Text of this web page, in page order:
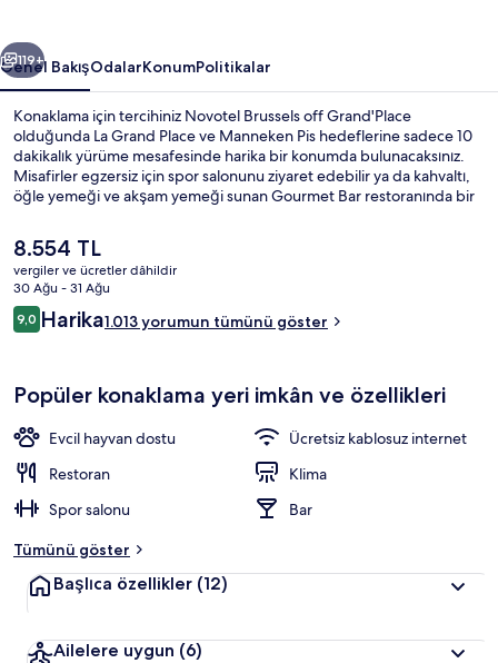
Sonraki
119+
Genel BakışOdalarKonumPolitikalar
Konaklama için tercihiniz Novotel Brussels off Grand'Place
olduğunda La Grand Place ve Manneken Pis hedeflerine sadece 10
dakikalık yürüme mesafesinde harika bir konumda bulunacaksınız.
Misafirler egzersiz için spor salonunu ziyaret edebilir ya da kahvaltı,
öğle yemeği ve akşam yemeği sunan Gourmet Bar restoranında bir
salonu ve hafif yemek büfesi/şarküteri bulunmaktadır. Yardıma hazır
personel ve merkezi konum misafirlerden tam not alıyor. Konaklama
yeri toplu taşımaya yakındır, Bourse-Beurs İstasyonu 7 dakikalık ve
Palais Tramvay Durağı 7 dakikalık yürüme mesafesindedir.
Şu
anki
fiyat
8.554 TL
8.554 TL
vergiler ve ücretler dâhildir
30 Ağu - 31 Ağu
Yorumlar
9,09,0/10
Harika1.013 yorumun tümünü göster
Popüler konaklama yeri imkân ve özellikleri
Evcil hayvan dostu
Ücretsiz kablosuz internet
Restoran
Klima
Spor salonu
Bar
Tümünü göster
Başlıca özellikler (12)
Ailelere uygun (6)